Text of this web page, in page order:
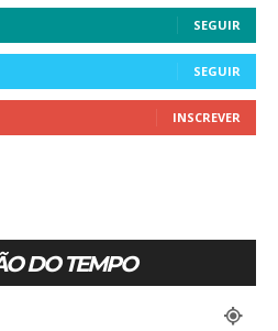
SEGUIR
SEGUIR
INSCREVER
DO TEMPO